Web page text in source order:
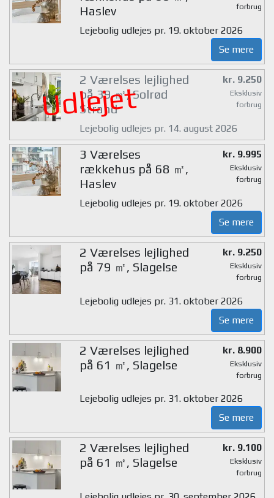
Haslev
forbrug
Lejebolig udlejes pr. 19. oktober 2026
Se mere
Udlejet
2 Værelses lejlighed
på 39 ㎡, Solrød
Strand
kr. 9.250
Eksklusiv
forbrug
Lejebolig udlejes pr. 14. august 2026
3 Værelses
rækkehus på 68 ㎡,
Haslev
kr. 9.995
Eksklusiv
forbrug
Lejebolig udlejes pr. 19. oktober 2026
Se mere
2 Værelses lejlighed
på 79 ㎡, Slagelse
kr. 9.250
Eksklusiv
forbrug
Lejebolig udlejes pr. 31. oktober 2026
Se mere
2 Værelses lejlighed
på 61 ㎡, Slagelse
kr. 8.900
Eksklusiv
forbrug
Lejebolig udlejes pr. 31. oktober 2026
Se mere
2 Værelses lejlighed
på 61 ㎡, Slagelse
kr. 9.100
Eksklusiv
forbrug